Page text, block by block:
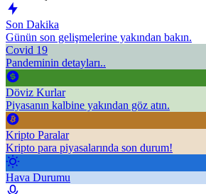
Son Dakika
Günün son gelişmelerine yakından bakın.
Covid 19
Pandeminin detayları..
Döviz Kurlar
Piyasanın kalbine yakından göz atın.
Kripto Paralar
Kripto para piyasalarında son durum!
Hava Durumu